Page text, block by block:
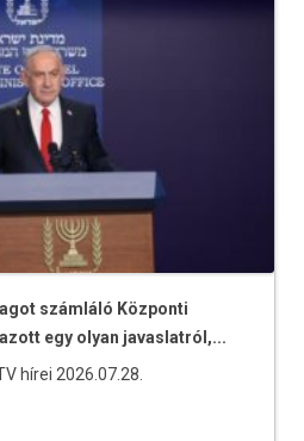
számláló Központi
egy olyan javaslatról,...
hírei 2026.07.28.